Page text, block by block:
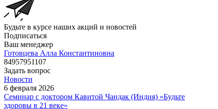
Будьте в курсе наших акций и новостей
Подписаться
Ваш менеджер
Готовцева Алла Константиновна
84957951107
Задать вопрос
Новости
6 февраля 2026
Семинар с доктором Кавитой Чандак (Индия) «Будьте
здоровы в 21 веке»